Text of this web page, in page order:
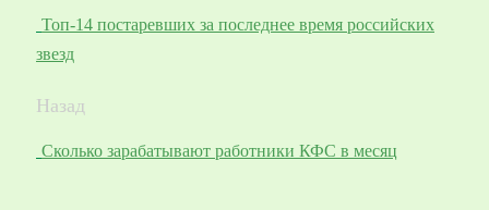
Топ-14 постаревших за последнее время российских
звезд
Назад
Сколько зарабатывают работники КФС в месяц